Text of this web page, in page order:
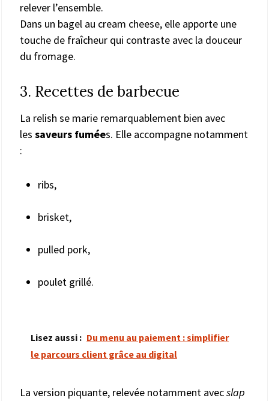
relever l’ensemble.
Dans un bagel au cream cheese, elle apporte une
touche de fraîcheur qui contraste avec la douceur
du fromage.
3. Recettes de barbecue
La relish se marie remarquablement bien avec
les saveurs fumées. Elle accompagne notamment
:
ribs,
brisket,
pulled pork,
poulet grillé.
Lisez aussi : Du menu au paiement : simplifier
le parcours client grâce au digital
La version piquante, relevée notamment avecslap